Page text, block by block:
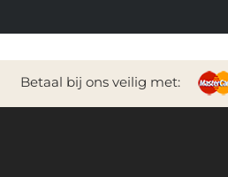
Betaal bij ons veilig met: